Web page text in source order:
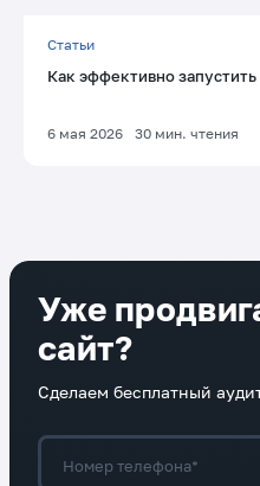
Статьи
Как эффективно
6 мая 2026 30 мин. чтения
Уже
сайт?
Сделаем бесплатный
Номер телефона*